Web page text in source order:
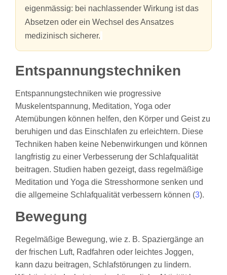
eigenmässig: bei nachlassender Wirkung ist das
Absetzen oder ein Wechsel des Ansatzes
medizinisch sicherer.
Entspannungstechniken
Entspannungstechniken wie progressive
Muskelentspannung, Meditation, Yoga oder
Atemübungen können helfen, den Körper und Geist zu
beruhigen und das Einschlafen zu erleichtern. Diese
Techniken haben keine Nebenwirkungen und können
langfristig zu einer Verbesserung der Schlafqualität
beitragen. Studien haben gezeigt, dass regelmäßige
Meditation und Yoga die Stresshormone senken und
die allgemeine Schlafqualität verbessern können (3).
Bewegung
Regelmäßige Bewegung, wie z. B. Spaziergänge an
der frischen Luft, Radfahren oder leichtes Joggen,
kann dazu beitragen, Schlafstörungen zu lindern.